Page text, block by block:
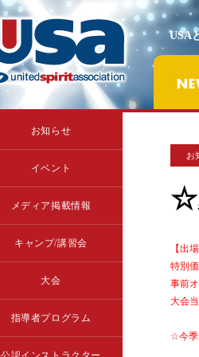
USA
お知らせ
イベント
メディア掲載情報
キャンプ/講習会
大会
指導者プログラム
お
☆
【出
特別
事前
大会
☆今季